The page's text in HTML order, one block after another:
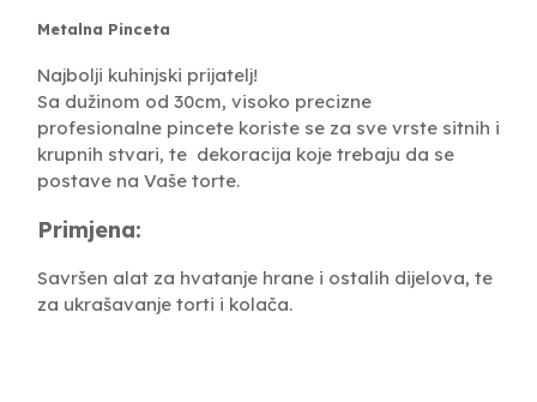
Metalna Pinceta
Najbolji kuhinjski prijatelj!
Sa dužinom od 30cm, visoko precizne
profesionalne pincete koriste se za sve vrste sitnih i
krupnih stvari, te dekoracija koje trebaju da se
postave na Vaše torte.
Primjena:
Savršen alat za hvatanje hrane i ostalih dijelova, te
za ukrašavanje torti i kolača.